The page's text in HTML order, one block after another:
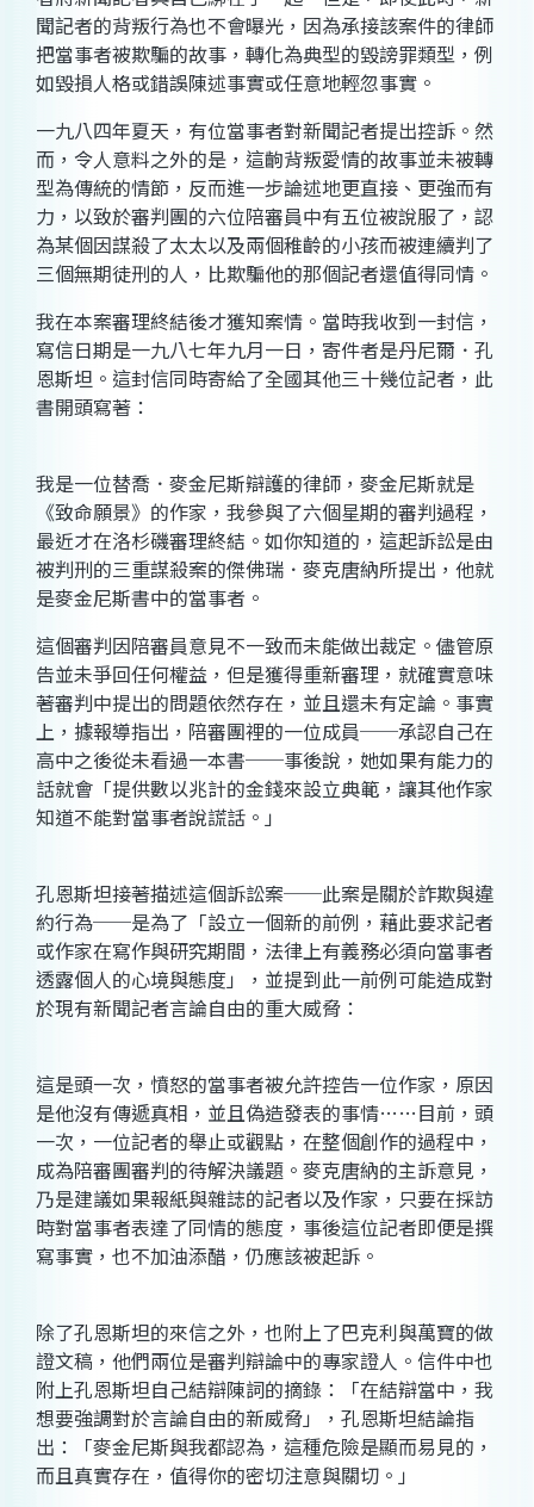
聞記者的背叛行為也不會曝光，因為承接該案件的律師
把當事者被欺騙的故事，轉化為典型的毀謗罪類型，例
如毀損人格或錯誤陳述事實或任意地輕忽事實。
一九八四年夏天，有位當事者對新聞記者提出控訴。然
而，令人意料之外的是，這齣背叛愛情的故事並未被轉
型為傳統的情節，反而進一步論述地更直接、更強而有
力，以致於審判團的六位陪審員中有五位被說服了，認
為某個因謀殺了太太以及兩個稚齡的小孩而被連續判了
三個無期徒刑的人，比欺騙他的那個記者還值得同情。
我在本案審理終結後才獲知案情。當時我收到一封信，
寫信日期是一九八七年九月一日，寄件者是丹尼爾．孔
恩斯坦。這封信同時寄給了全國其他三十幾位記者，此
書開頭寫著：
我是一位替喬．麥金尼斯辯護的律師，麥金尼斯就是
《致命願景》的作家，我參與了六個星期的審判過程，
最近才在洛杉磯審理終結。如你知道的，這起訴訟是由
被判刑的三重謀殺案的傑佛瑞．麥克唐納所提出，他就
是麥金尼斯書中的當事者。
這個審判因陪審員意見不一致而未能做出裁定。儘管原
告並未爭回任何權益，但是獲得重新審理，就確實意味
著審判中提出的問題依然存在，並且還未有定論。事實
上，據報導指出，陪審團裡的一位成員──承認自己在
高中之後從未看過一本書──事後說，她如果有能力的
話就會「提供數以兆計的金錢來設立典範，讓其他作家
知道不能對當事者說謊話。」
孔恩斯坦接著描述這個訴訟案──此案是關於詐欺與違
約行為──是為了「設立一個新的前例，藉此要求記者
或作家在寫作與研究期間，法律上有義務必須向當事者
透露個人的心境與態度」，並提到此一前例可能造成對
於現有新聞記者言論自由的重大威脅：
這是頭一次，憤怒的當事者被允許控告一位作家，原因
是他沒有傳遞真相，並且偽造發表的事情……目前，頭
一次，一位記者的舉止或觀點，在整個創作的過程中，
成為陪審團審判的待解決議題。麥克唐納的主訴意見，
乃是建議如果報紙與雜誌的記者以及作家，只要在採訪
時對當事者表達了同情的態度，事後這位記者即便是撰
寫事實，也不加油添醋，仍應該被起訴。
除了孔恩斯坦的來信之外，也附上了巴克利與萬寶的做
證文稿，他們兩位是審判辯論中的專家證人。信件中也
附上孔恩斯坦自己結辯陳詞的摘錄：「在結辯當中，我
想要強調對於言論自由的新威脅」，孔恩斯坦結論指
出：「麥金尼斯與我都認為，這種危險是顯而易見的，
而且真實存在，值得你的密切注意與關切。」